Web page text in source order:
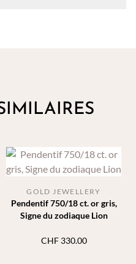
Pendentif 750/18 ct. or gris,
Signe du zodiaque Lion
GOLD JEWELLERY
CHF330.00